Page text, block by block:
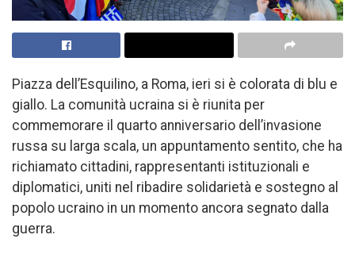
Piazza dell’Esquilino, a Roma, ieri si è colorata di blu e
giallo. La comunità ucraina si è riunita per
commemorare il quarto anniversario dell’invasione
russa su larga scala, un appuntamento sentito, che ha
richiamato cittadini, rappresentanti istituzionali e
diplomatici, uniti nel ribadire solidarietà e sostegno al
popolo ucraino in un momento ancora segnato dalla
guerra.